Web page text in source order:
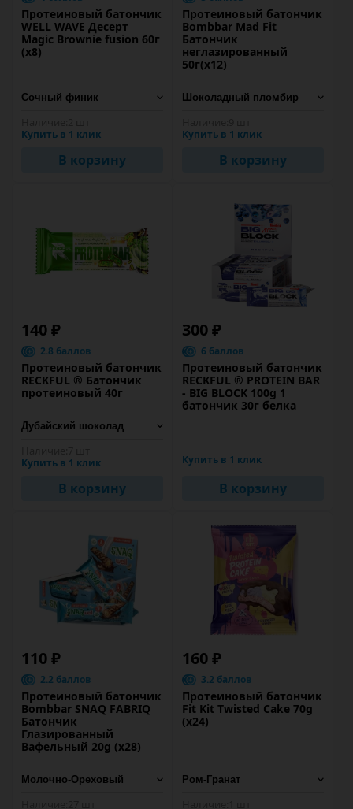
Протеиновый батончик
WELL WAVE Десерт
Magic Brownie fusion 60г
(х8)
Купить в 1 клик
В корзину
Протеиновый батончик
Bombbar Mad Fit
Батончик
неглазированный
50г(x12)
Купить в 1 клик
В корзину
140 ₽
2.8 баллов
Протеиновый батончик
RECKFUL ® Батончик
протеиновый 40г
Купить в 1 клик
В корзину
300 ₽
6 баллов
Протеиновый батончик
RECKFUL ® PROTEIN BAR
- BIG BLOCK 100g 1
батончик 30г белка
Купить в 1 клик
В корзину
110 ₽
2.2 баллов
Протеиновый батончик
Bombbar SNAQ FABRIQ
Батончик
Глазированный
Вафельный 20g (х28)
160 ₽
3.2 баллов
Протеиновый батончик
Fit Kit Twisted Cake 70g
(х24)